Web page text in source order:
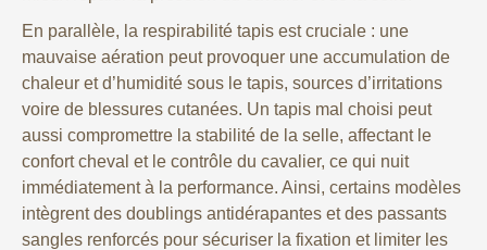
En parallèle, la respirabilité tapis est cruciale : une
mauvaise aération peut provoquer une accumulation de
chaleur et d’humidité sous le tapis, sources d’irritations
voire de blessures cutanées. Un tapis mal choisi peut
aussi compromettre la stabilité de la selle, affectant le
confort cheval et le contrôle du cavalier, ce qui nuit
immédiatement à la performance. Ainsi, certains modèles
intègrent des doublings antidérapantes et des passants
sangles renforcés pour sécuriser la fixation et limiter les